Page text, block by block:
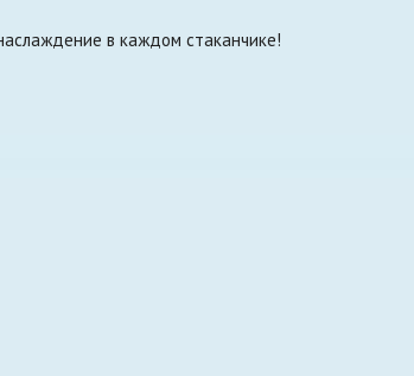
в каждом стаканчике!